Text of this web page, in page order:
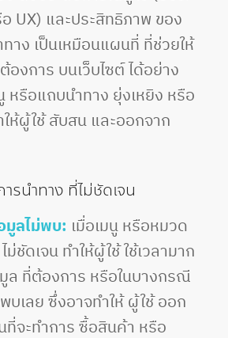
UX) และประสิทธิภาพ ของ
ทาง เป็นเหมือนแผนที่ ที่ช่วยให้
งการ บนเว็บไซต์ ได้อย่าง
หรือแถบนำทาง ยุ่งเหยิง หรือ
ให้ผู้ใช้ สับสน และออกจาก
รนำทาง ที่ไม่ชัดเจน
มูลไม่พบ: เมื่อเมนู หรือหมวด
ม่ชัดเจน ทำให้ผู้ใช้ ใช้เวลามาก
ล ที่ต้องการ หรือในบางกรณี
บเลย ซึ่งอาจทำให้ ผู้ใช้ ออก
ที่จะทำการ ซื้อสินค้า หรือ